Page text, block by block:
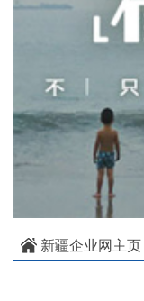
新疆企业网主页